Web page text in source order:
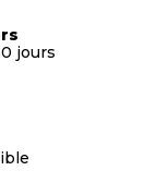
jours